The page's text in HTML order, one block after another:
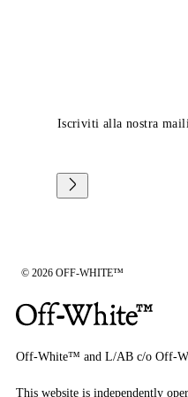
Iscriviti alla nostra
© 2026 OFF-WHITE™
Off-White™ and L/AB c/o Off-
This website is independently